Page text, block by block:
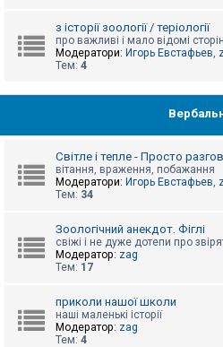
з історії зоології / теріології
про важливі і мало відомі
Модератори: Игорь Евстафьев,
Тем: 4
Світле і тепле - Просто
вітання, враження, побажання
Модератори: Игорь Евстафьев,
Тем: 34
Зоологічний анекдот. Фіглі
свіжі і не дуже дотепи про
Модератор: zag
Тем: 17
приколи нашої школи
наші маленькі історії
Модератор: zag
Тем: 4